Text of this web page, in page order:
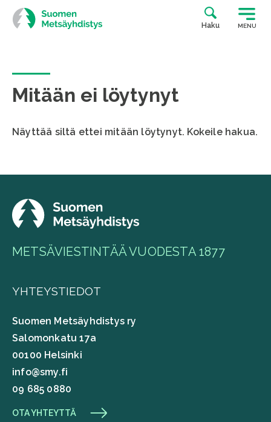
Siirry
suoraan
sisältöön
Haku MENU
Mitään ei löytynyt
Näyttää siltä ettei mitään löytynyt. Kokeile hakua.
METSÄVIESTINTÄÄ VUODESTA 1877
YHTEYSTIEDOT
Suomen Metsäyhdistys ry
Salomonkatu 17a
00100 Helsinki
info@smy.fi
09 685 0880
OTA YHTEYTTÄ